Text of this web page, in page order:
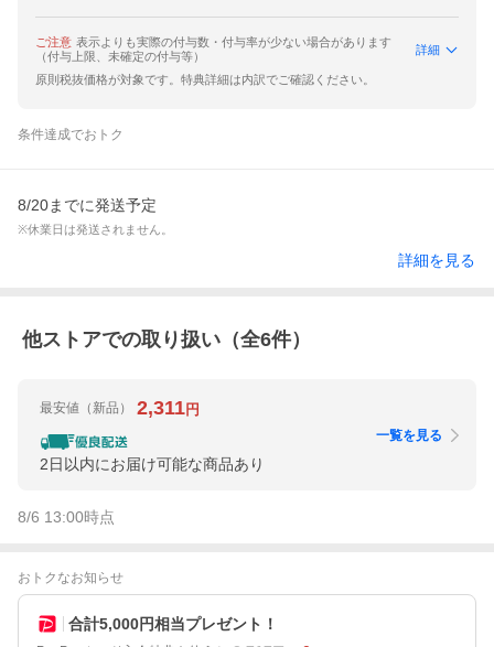
ご注意 表示よりも実際の付与数・付与率が少ない場合があります
（付与上限、未確定の付与等）
詳細
原則税抜価格が対象です。特典詳細は内訳でご確認ください。
条件達成でおトク
8/20までに発送予定
※休業日は発送されません。
詳細を見る
他ストアでの取り扱い（全6件）
最安値 （新品） 2,311円
2日以内にお届け可能な商品あり
一覧を見る
8/6 13:00時点
おトクなお知らせ
合計5,000円相当プレゼント！